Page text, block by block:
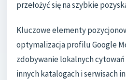
przełożyć się na szybkie
Kluczowe elementy
optymalizacja profilu Google
zdobywanie lokalnych
innych katalogach i serwisach